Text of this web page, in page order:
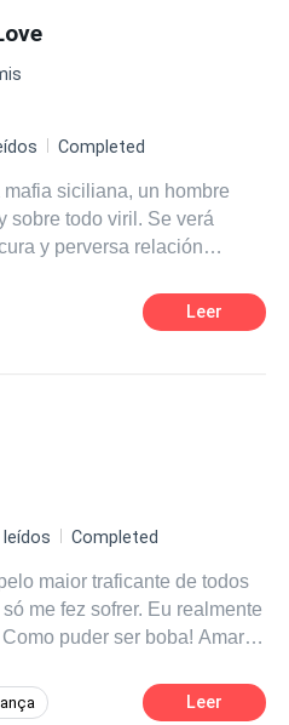
me metió por dentro, cada
insignificantes. Él
Segunda parte del libro
Completed
siciliana, un hombre
sobre todo viril. Se verá
y perversa relación
penetrante mirada que
alto, fornido y
o la pasión y la lujuria que
flor de ningún hombre, se
Matteo sellará el destino de
Leer
leídos Completed
me fez sofrer. Eu realmente
puder ser boba! Amar
Leer